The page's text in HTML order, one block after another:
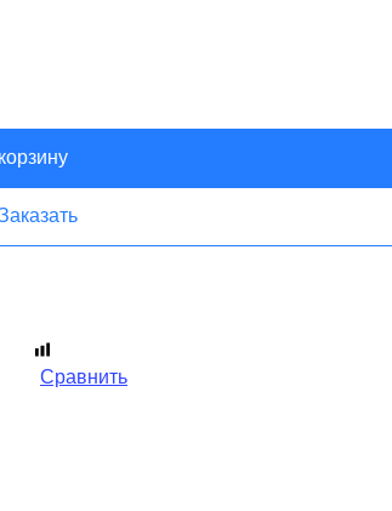
Сравнить